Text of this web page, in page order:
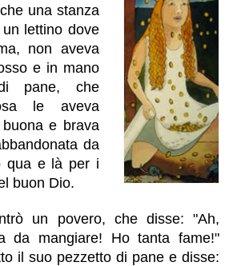
una stanza
lettino dove
non aveva
e in mano
pane, che
le aveva
e brava
da
qua e là per i
buon Dio.
un povero, che disse: "Ah,
da mangiare! Ho tanta fame!"
il suo pezzetto di pane e disse: